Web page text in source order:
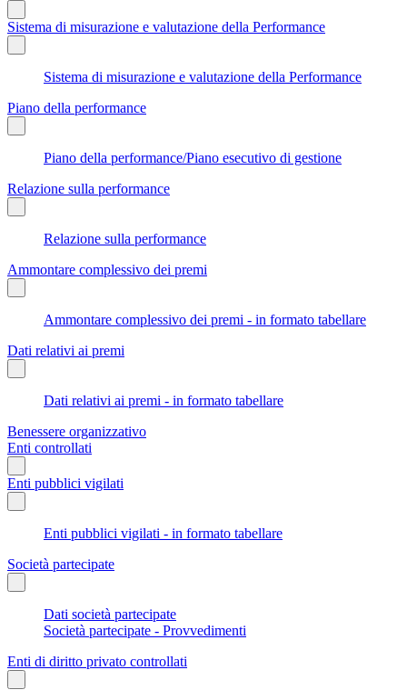
Sistema di misurazione e valutazione della Performance
Sistema di misurazione e valutazione della Performance
Piano della performance
Piano della performance/Piano esecutivo di gestione
Relazione sulla performance
Relazione sulla performance
Ammontare complessivo dei premi
Ammontare complessivo dei premi - in formato tabellare
Dati relativi ai premi
Dati relativi ai premi - in formato tabellare
Benessere organizzativo
Enti controllati
Enti pubblici vigilati
Enti pubblici vigilati - in formato tabellare
Società partecipate
Dati società partecipate
Società partecipate - Provvedimenti
Enti di diritto privato controllati